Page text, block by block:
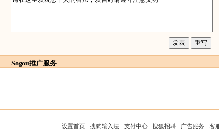
Sogou推广服务
设置首页- 搜狗输入法- 支付中心- 搜狐招聘- 广告服务 - 客